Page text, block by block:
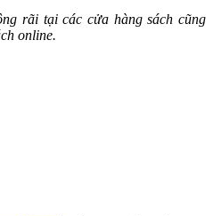
rãi tại các cửa hàng sách cũng
online.